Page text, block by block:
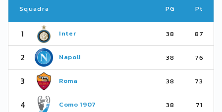
Squadra PG Pt
1 Inter 38 87
2 Napoli 38 76
3 Roma 38 73
4 Como 1907 38 71